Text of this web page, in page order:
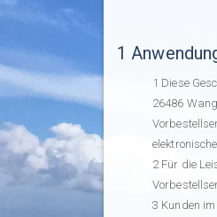
1
Diese
26486
Für die
Kunden